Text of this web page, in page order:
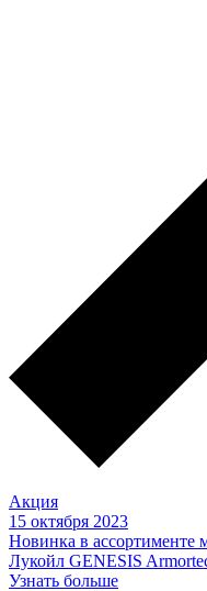
Акция
15 октября 2023
Новинка в ассортименте
Лукойл GENESIS
Узнать больше